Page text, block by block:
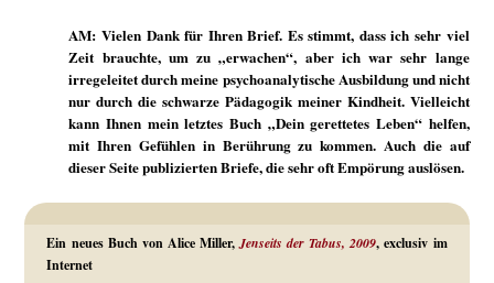
AM: Vielen Dank für Ihren Brief. Es stimmt, dass ich sehr viel
Zeit brauchte, um zu „erwachen“, aber ich war sehr lange
irregeleitet durch meine psychoanalytische Ausbildung und nicht
nur durch die schwarze Pädagogik meiner Kindheit. Vielleicht
kann Ihnen mein letztes Buch „Dein gerettetes Leben“ helfen,
mit Ihren Gefühlen in Berührung zu kommen. Auch die auf
dieser Seite publizierten Briefe, die sehr oft Empörung auslösen.
Ein neues Buch von Alice Miller,Jenseits der Tabus, 2009, exclusiv im
Internet